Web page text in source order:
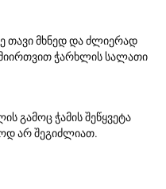
თავი მხნედ და ძლიერად
ჭარხლის სალათი
გამოც ჭამის შეწყვეტა
არ შეგიძლიათ.